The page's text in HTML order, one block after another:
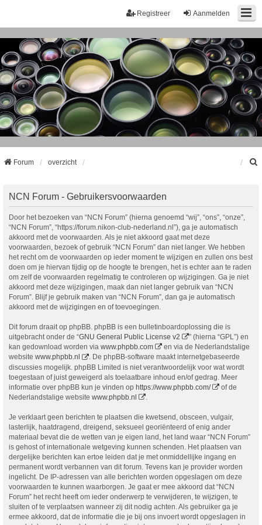
Aanmelden
Registreer
Forum overzicht
NCN Forum - Gebruikersvoorwaarden
Door het bezoeken van “NCN Forum” (hierna genoemd “wij”, “ons”, “onze”,
“NCN Forum”, “https://forum.nikon-club-nederland.nl”), ga je automatisch
akkoord met de voorwaarden. Als je niet akkoord gaat met deze
voorwaarden, bezoek of gebruik “NCN Forum” dan niet langer. We hebben
het recht om de voorwaarden op ieder moment te wijzigen en zullen ons best
doen om je hiervan tijdig op de hoogte te brengen, het is echter aan te raden
om zelf de voorwaarden regelmatig te controleren op wijzigingen. Ga je niet
akkoord met deze wijzigingen, maak dan niet langer gebruik van “NCN
Forum”. Blijf je gebruik maken van “NCN Forum”, dan ga je automatisch
akkoord met de wijzigingen en of toevoegingen.
Dit forum draait op phpBB. phpBB is een bulletinboardoplossing die is
uitgebracht onder de “GNU General Public License v2
” (hierna “GPL”) en
kan gedownload worden via www.phpbb.com
en via de Nederlandstalige
website www.phpbb.nl
. De phpBB-software maakt internetgebaseerde
discussies mogelijk. phpBB Limited is niet verantwoordelijk voor wat wordt
toegestaan of juist geweigerd als toelaatbare inhoud en/of gedrag. Meer
informatie over phpBB kun je vinden op https://www.phpbb.com/
of de
Nederlandstalige website www.phpbb.nl .
Je verklaart geen berichten te plaatsen die kwetsend, obsceen, vulgair,
lasterlijk, haatdragend, dreigend, seksueel georiënteerd of enig ander
materiaal bevat die de wetten van je eigen land, het land waar “NCN Forum”
is gehost of internationale wetgeving kunnen schenden. Het plaatsen van
dergelijke berichten kan ertoe leiden dat je met onmiddellijke ingang en
permanent wordt verbannen van dit forum. Tevens kan je provider worden
ingelicht. De IP-adressen van alle berichten worden opgeslagen om deze
voorwaarden te kunnen waarborgen. Je gaat er mee akkoord dat “NCN
Forum” het recht heeft om ieder onderwerp te verwijderen, te wijzigen, te
sluiten of te verplaatsen wanneer zij dit nodig achten. Als gebruiker ga je
ermee akkoord, dat de informatie die je bij ons invoert wordt opgeslagen in